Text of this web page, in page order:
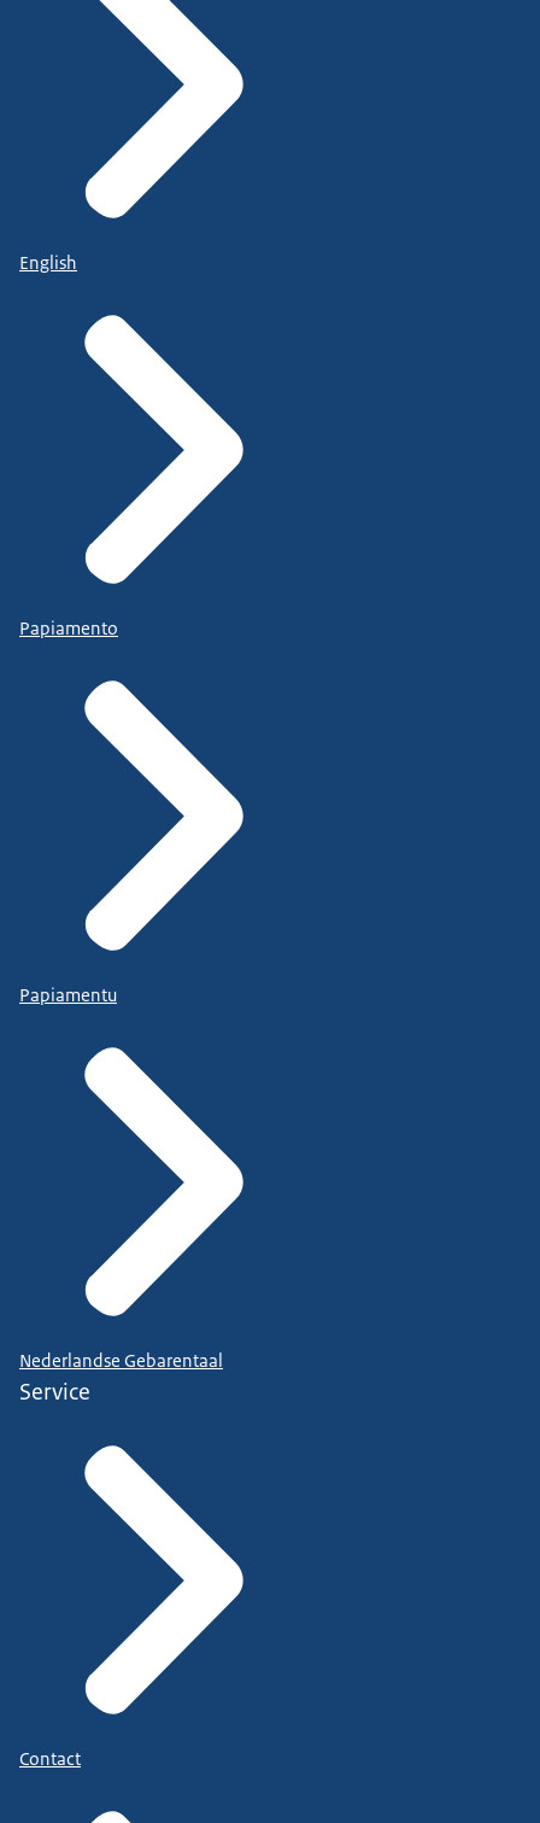
English
Papiamento
Papiamentu
Nederlandse Gebarentaal
Service
Contact